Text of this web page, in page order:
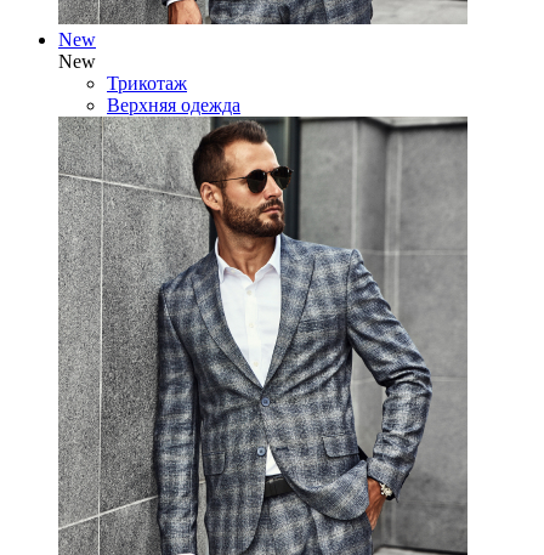
New
New
Трикотаж
Верхняя одежда